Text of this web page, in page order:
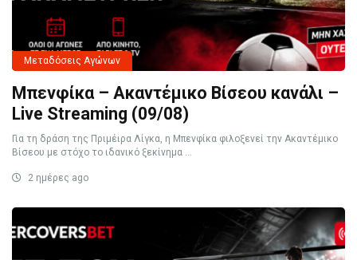
Μεταδόσεις Αγώνων
Μπενφίκα – Ακαντέμικο Βίσεου κανάλι –
Live Streaming (09/08)
Για τη δράση της Πριμέιρα Λίγκα, η Μπενφίκα φιλοξενεί την Ακαντέμικο
Βίσεου με στόχο το ιδανικό ξεκίνημα ...
2 ημέρες ago